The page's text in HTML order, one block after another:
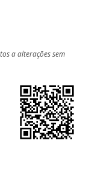
a alterações sem